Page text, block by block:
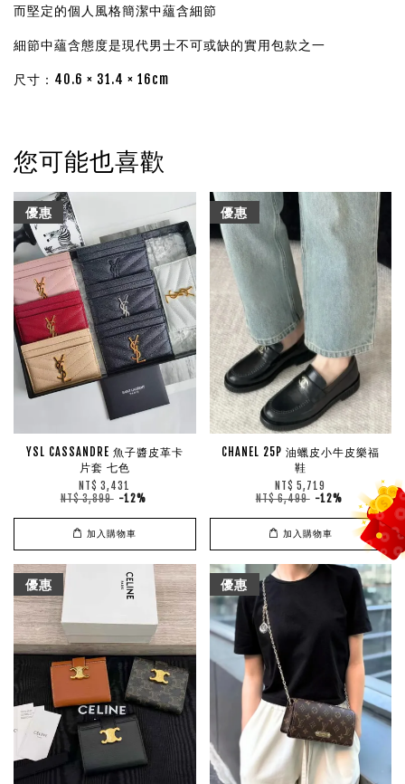
而堅定的個人風格簡潔中蘊含細節
細節中蘊含態度是現代男士不可或缺的實用包款之一
尺寸：40.6 × 31.4 × 16cm
您可能也喜歡
優惠
YSL CASSANDRE 魚子醬皮革卡
片套 七色
NT$ 3,431
NT$ 3,899 -12%
加入購物車
優惠
CHANEL 25P 油蠟皮小牛皮樂福
鞋
NT$ 5,719
NT$ 6,499 -12%
加入購物車
優惠 優惠